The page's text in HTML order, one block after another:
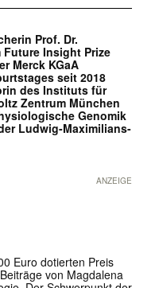
Prof. Dr.
Future Insight Prize
Merck KGaA
seit 2018
des Instituts für
Zentrum München
Genomik
Ludwig-Maximilians-
ANZEIGE
Euro dotierten Preis
von Magdalena